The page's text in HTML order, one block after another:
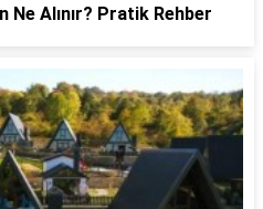
Ne Alınır? Pratik Rehber